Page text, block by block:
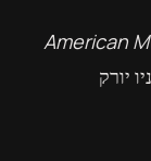
(American
יורק